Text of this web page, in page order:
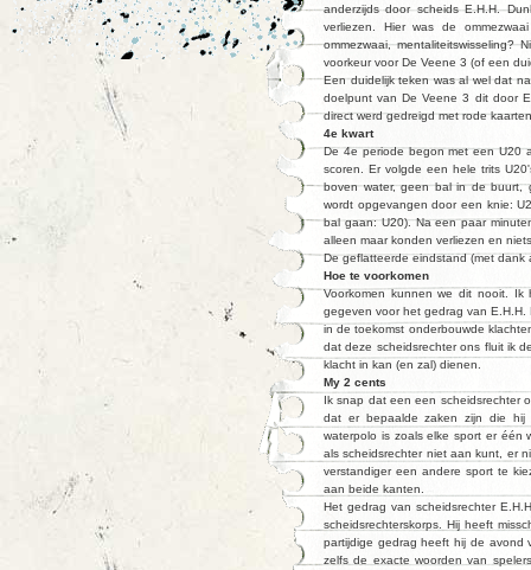
anderzijds door scheids E.H.H.
verliezen. Hier was de
ommezwaai, mentaliteitswisseling?
voorkeur voor De Veene 3 (of een
Een duidelijk teken was al wel dat
doelpunt van De Veene 3 dit door
direct werd gedreigd met rode
4e kwart
De 4e periode begon met een U20
scoren. Er volgde een hele trits
boven water, geen bal in de buurt,
wordt opgevangen door een knie:
bal gaan: U20). Na een paar
alleen maar konden verliezen en
De geflatteerde eindstand (met dank
Hoe te voorkomen
Voorkomen kunnen we dit nooit.
gegeven voor het gedrag van
in de toekomst onderbouwde
dat deze scheidsrechter ons fluit ik
klacht in kan (en zal) dienen.
My 2 cents
Ik snap dat een een scheidsrechter
dat er bepaalde zaken zijn die hij
waterpolo is zoals elke sport er één
als scheidsrechter niet aan kunt, er
verstandiger een andere sport te
aan beide kanten.
Het gedrag van scheidsrechter
scheidsrechterskorps. Hij heeft
partijdige gedrag heeft hij de avond
zelfs de exacte woorden van